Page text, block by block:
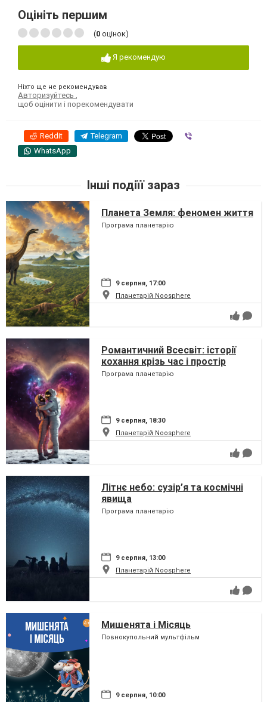
Оцініть першим
(0 оцінок)
Я рекомендую
Ніхто ще не рекомендував
Авторизуйтесь
щоб оцінити і порекомендувати
Reddit Telegram
WhatsApp
Інші подіїї зараз
Планета Земля: феномен життя
Програма планетарію
9 серпня, 17:00
Планетарій Noosphere
Романтичний Всесвіт: історії
кохання крізь час і простір
Програма планетарію
9 серпня, 18:30
Планетарій Noosphere
Літнє небо: сузір’я та космічні
явища
Програма планетарію
9 серпня, 13:00
Планетарій Noosphere
Мишенята і Місяць
Повнокупольний мультфільм
9 серпня, 10:00